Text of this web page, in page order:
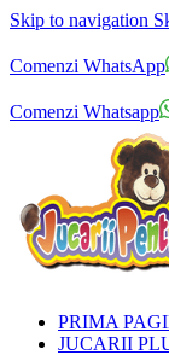
Skip to navigation
Comenzi WhatsApp
Comenzi Whatsapp
PRIMA
JUCARII